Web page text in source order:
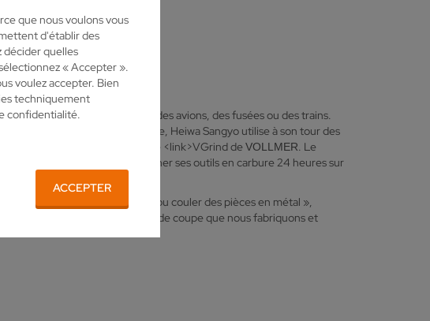
que nous voulons vous
d'établir des
décider quelles
« Accepter ».
voulez accepter. Bien
techniquement
confidentialité.
ACCEPTER
entreprises qui construisent des avions, des fusées ou des trains.
usiner ces outils de formage, Heiwa Sangyo utilise à son tour des
l'entreprise utilise l'affûteuse <link>VGrind de VOLLMER . Le
à Heiwa Sangyo d'usiner ses outils en carbure 24 heures sur
pour façonner ou couler des pièces en métal »,
nous utilisons des outils de coupe que nous fabriquons et